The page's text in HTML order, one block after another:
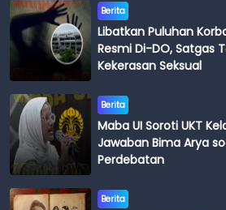
Berita
Libatkan Puluhan
Resmi Di-DO, Satgas
Kekerasan Seksual
Berita
Maba UI Soroti UKT
Jawaban Bima Arya
Perdebatan
Berita